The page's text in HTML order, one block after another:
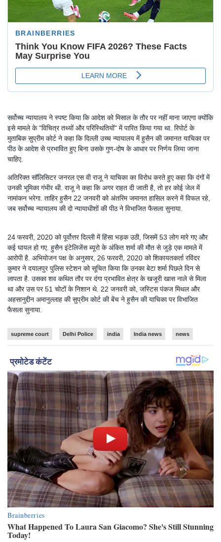
सर्वोच्च न्यायालय ने स्पष्ट किया कि आदेश को मिसाल के तौर पर नहीं माना जाएगा क्योंकि
इसे मामले के "विचित्र तथ्यों और परिस्थितियों" में पारित किया गया था. रिपोर्ट के
मुताबिक सुप्रीम कोर्ट ने कहा कि दिल्ली उच्च न्यायालय में हुसैन की जमानत याचिका पर
पीठ के आदेश से प्रभावित हुए बिना उसके गुण-दोष के आधार पर निर्णय लिया जाना
चाहिए.
अतिरिक्त सॉलिसिटर जनरल एस वी राजू ने याचिका का विरोध करते हुए कहा कि दंगों में
उनकी भूमिका गंभीर थी. राजू ने कहा कि अगर राहत दी जाती है, तो हर कोई जेल में
नामांकन भरेगा. ताहिर हुसैन 22 जनवरी को अंतरिम जमानत हासिल करने में विफल रहे,
जब सर्वोच्च न्यायालय की दो न्यायाधीशों की पीठ ने विभाजित फैसला सुनाया.
24 फरवरी, 2020 को पूर्वोत्तर दिल्ली में हिंसा भड़क उठी, जिसमें 53 लोग मारे गए और
कई घायल हो गए. हुसैन इंटेलिजेंस ब्यूरो के अंकित शर्मा की मौत से जुड़े एक मामले में
आरोपी है. अभियोजन पक्ष के अनुसार, 26 फरवरी, 2020 को शिकायतकर्ता रविंदर
कुमार ने दयालपुर पुलिस स्टेशन को सूचित किया कि उनका बेटा शर्मा पिछले दिन से
लापता है. उसका शव कथित तौर पर दंगा प्रभावित क्षेत्र के खजूरी खास नाले से मिला
था और उस पर 51 चोटों के निशान थे. 22 जनवरी को, जस्टिस पंकज मिथल और
अहसानुद्दीन अमानुल्लाह की सुप्रीम कोर्ट की बेंच ने हुसैन की याचिका पर विभाजित
फैसला सुनाया.
supreme court Delhi Police india India news news